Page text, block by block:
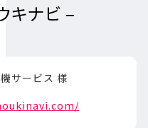
キナビ –
サービス 様